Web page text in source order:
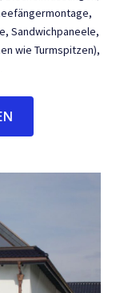
Sandwichpaneele,
wie Turmspitzen),